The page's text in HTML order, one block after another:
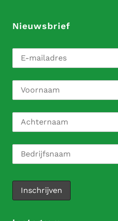
Nieuwsbrief